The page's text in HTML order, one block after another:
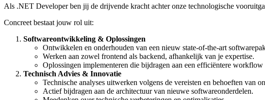
Als .NET Developer ben jij de drijvende kracht achter onze technologische
Concreet bestaat jouw rol uit:
Softwareontwikkeling & Oplossingen
Ontwikkelen en onderhouden van een nieuw state-of-the-art
Werken aan zowel frontend als backend, afhankelijk van je expertise.
Oplossingen implementeren die bijdragen aan een efficiëntere
Technisch Advies & Innovatie
Technische analyses uitwerken volgens de vereisten en behoeften van
Actief bijdragen aan de architectuur van nieuwe softwareonderdelen.